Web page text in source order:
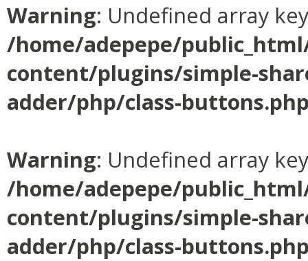
Warning: Undefined array
/home/adepepe/
content/plugins/simple-
adder/php/class-
Warning: Undefined array
/home/adepepe/
content/plugins/simple-
adder/php/class-